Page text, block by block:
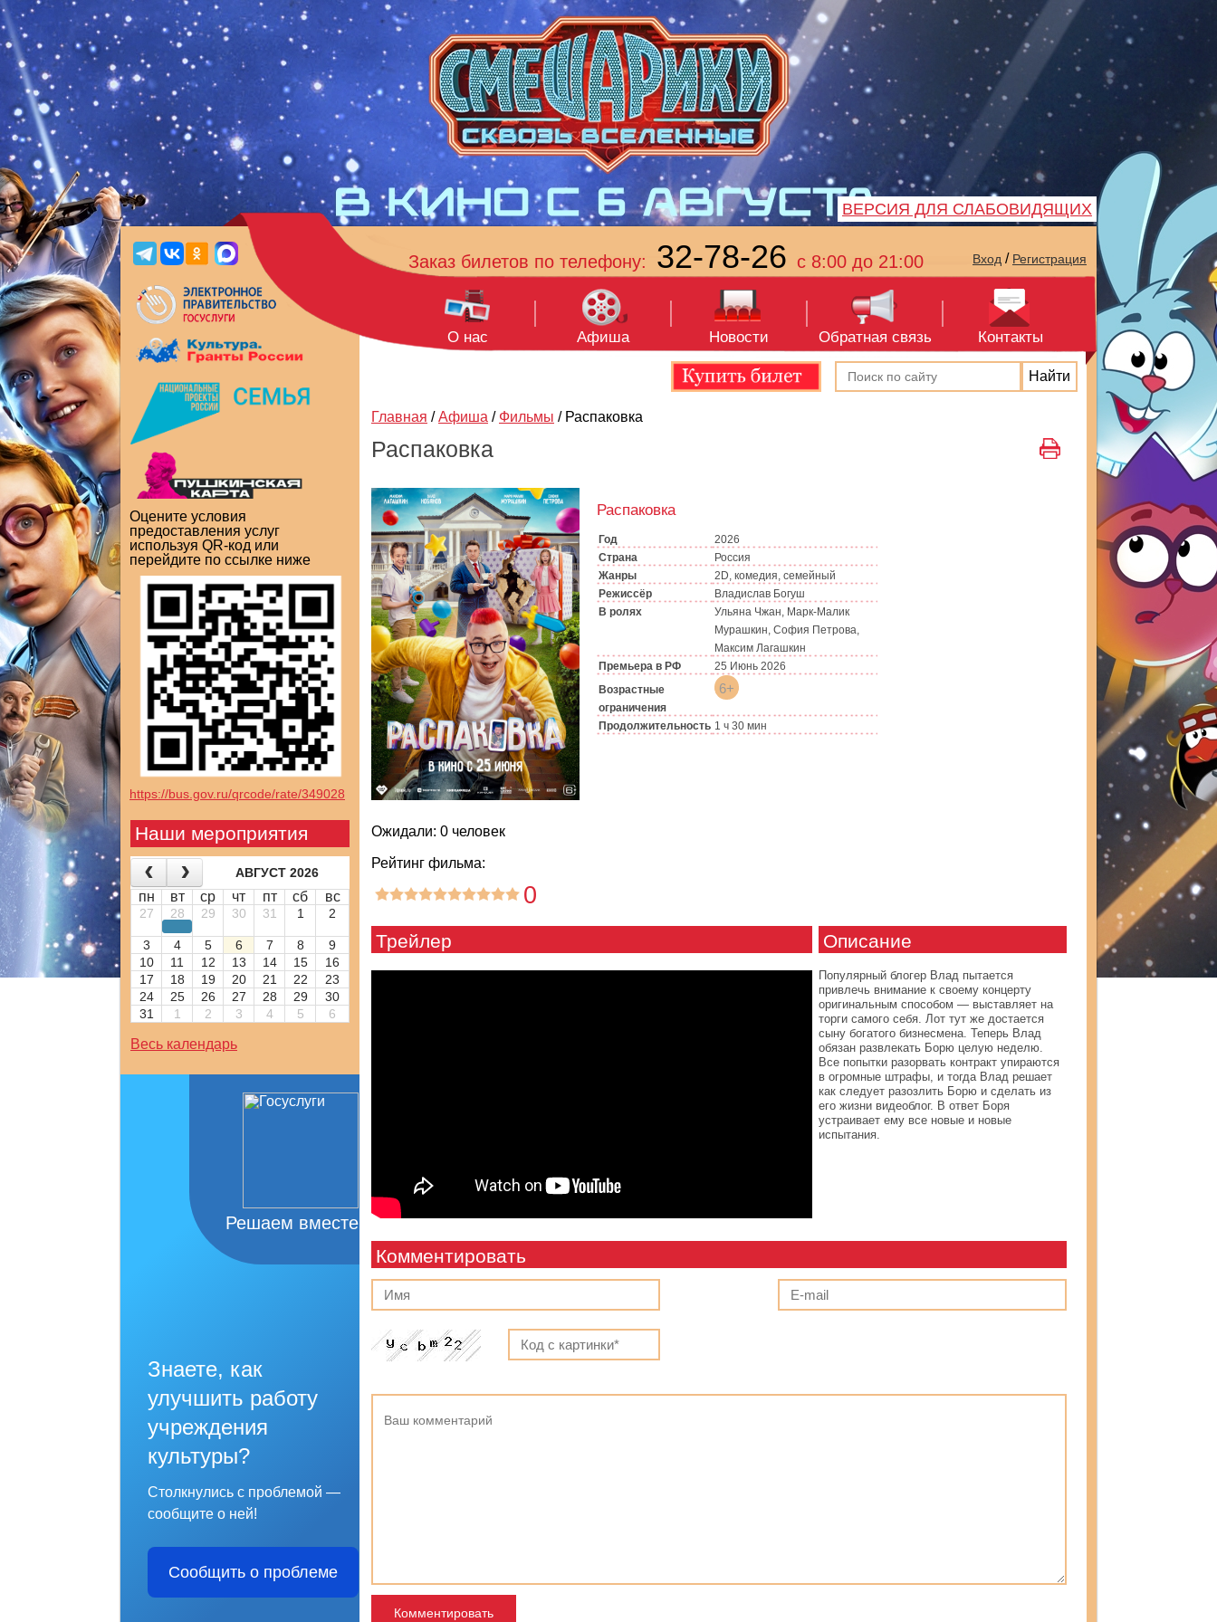
ВЕРСИЯ ДЛЯ СЛАБОВИДЯЩИХ
Оцените условия
предоставления услуг
используя QR-код или
перейдите по ссылке ниже
https://bus.gov.ru/qrcode/rate/349028
Наши мероприятия
АВГУСТ 2026
пн вт ср чт пт сб вс
27 28 29 30 31 1 2
3 4 5 6 7 8
9
10
11 12 13 14 15
16
17
18 19 20 21 22
23
24
25 26 27 28 29
30
31
1 2 3 4 5 6
Весь календарь
Решаем вместе
Знаете, как
улучшить работу
учреждения
культуры?
Столкнулись с проблемой —
сообщите о ней!
Сообщить о проблеме
Заказ билетов по телефону: 32-78-26 с 8:00 до 21:00 Вход / Регистрация
О нас Афиша Новости Обратная связь Контакты
Главная / Афиша / Фильмы / Распаковка
Распаковка
Распаковка
Год
2026
Страна
Россия
Жанры
2D, комедия, семейный
Режиссёр
Владислав Богуш
В ролях
Ульяна Чжан, Марк-Малик
Мурашкин, София Петрова,
Максим Лагашкин
Премьера в РФ
25 Июнь 2026
Возрастные
ограничения
6+
Продолжительность 1 ч 30 мин
Ожидали: 0 человек
Рейтинг фильма:
0
Трейлер Описание
Популярный блогер Влад пытается
привлечь внимание к своему концерту
оригинальным способом — выставляет на
торги самого себя. Лот тут же достается
сыну богатого бизнесмена. Теперь Влад
обязан развлекать Борю целую неделю.
Все попытки разорвать контракт упираются
в огромные штрафы, и тогда Влад решает
как следует разозлить Борю и сделать из
его жизни видеоблог. В ответ Боря
устраивает ему все новые и новые
испытания.
Комментировать